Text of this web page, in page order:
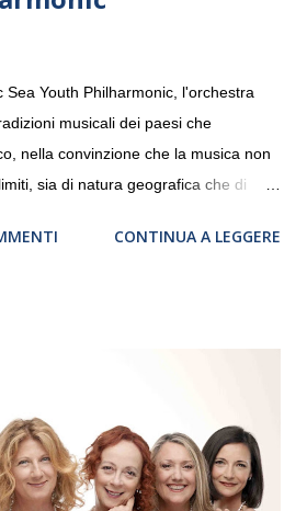
Sea Youth Philharmonic, l'orchestra
musicali dei paesi che
nella convinzione che la musica non
sia di natura geografica che di
a Heiden, in Germania, e toccherà, in
dove si esibirà per il secondo anno
milanese avrà il piacere di applaudire i
Sea Youth Philharmonic per la quarta
CONTINUA A LEGGERE